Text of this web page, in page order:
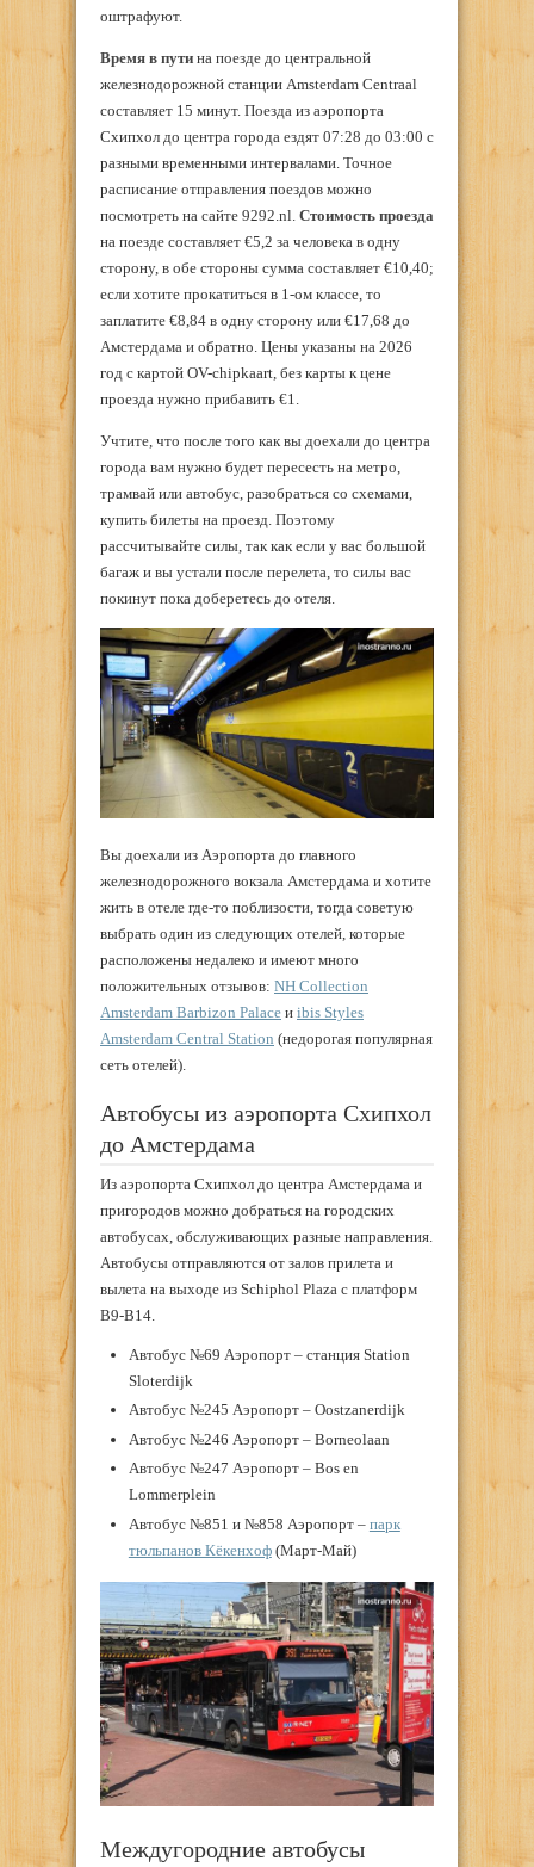
оштрафуют.
Время в пути на поезде до центральной
железнодорожной станции Amsterdam Centraal
составляет 15 минут. Поезда из аэропорта
Схипхол до центра города ездят 07:28 до 03:00 с
разными временными интервалами. Точное
расписание отправления поездов можно
посмотреть на сайте 9292.nl. Стоимость проезда
на поезде составляет €5,2 за человека в одну
сторону, в обе стороны сумма составляет €10,40;
если хотите прокатиться в 1-ом классе, то
заплатите €8,84 в одну сторону или €17,68 до
Амстердама и обратно. Цены указаны на 2026
год с картой OV-chipkaart, без карты к цене
проезда нужно прибавить €1.
Учтите, что после того как вы доехали до центра
города вам нужно будет пересесть на метро,
трамвай или автобус, разобраться со схемами,
купить билеты на проезд. Поэтому
рассчитывайте силы, так как если у вас большой
багаж и вы устали после перелета, то силы вас
покинут пока доберетесь до отеля.
Вы доехали из Аэропорта до главного
железнодорожного вокзала Амстердама и хотите
жить в отеле где-то поблизости, тогда советую
выбрать один из следующих отелей, которые
расположены недалеко и имеют много
положительных отзывов: NH Collection
Amsterdam Barbizon Palace и ibis Styles
Amsterdam Central Station (недорогая популярная
сеть отелей).
Автобусы из аэропорта Схипхол
до Амстердама
Из аэропорта Схипхол до центра Амстердама и
пригородов можно добраться на городских
автобусах, обслуживающих разные направления.
Автобусы отправляются от залов прилета и
вылета на выходе из Schiphol Plaza с платформ
B9-B14.
Автобус №69 Аэропорт – станция Station
Sloterdijk
Автобус №245 Аэропорт – Oostzanerdijk
Автобус №246 Аэропорт – Borneolaan
Автобус №247 Аэропорт – Bos en
Lommerplein
Автобус №851 и №858 Аэропорт – парк
тюльпанов Кёкенхоф(Март-Май)
Междугородние автобусы